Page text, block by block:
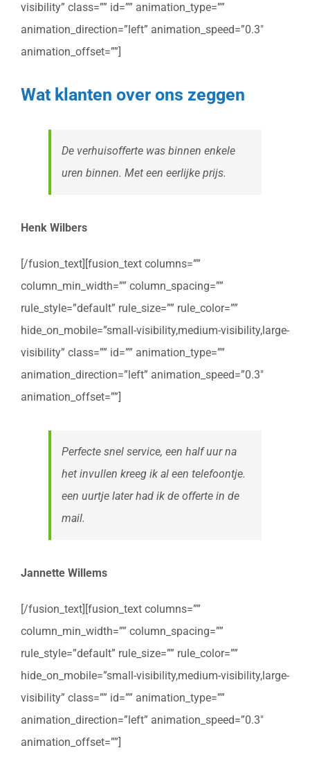
visibility” class=”” id=”” animation_type=””
animation_direction=”left” animation_speed=”0.3″
animation_offset=””]
Wat klanten over ons zeggen
De verhuisofferte was binnen enkele
uren binnen. Met een eerlijke prijs.
Henk Wilbers
[/fusion_text][fusion_text columns=””
column_min_width=”” column_spacing=””
rule_style=”default” rule_size=”” rule_color=””
hide_on_mobile=”small-visibility,medium-visibility,large-
visibility” class=”” id=”” animation_type=””
animation_direction=”left” animation_speed=”0.3″
animation_offset=””]
Perfecte snel service, een half uur na
het invullen kreeg ik al een telefoontje.
een uurtje later had ik de offerte in de
mail.
Jannette Willems
[/fusion_text][fusion_text columns=””
column_min_width=”” column_spacing=””
rule_style=”default” rule_size=”” rule_color=””
hide_on_mobile=”small-visibility,medium-visibility,large-
visibility” class=”” id=”” animation_type=””
animation_direction=”left” animation_speed=”0.3″
animation_offset=””]